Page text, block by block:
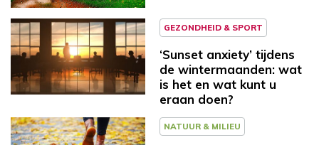
GEZONDHEID & SPORT
‘Sunset anxiety’ tijdens
de wintermaanden: wat
is het en wat kunt u
eraan doen?
NATUUR & MILIEU